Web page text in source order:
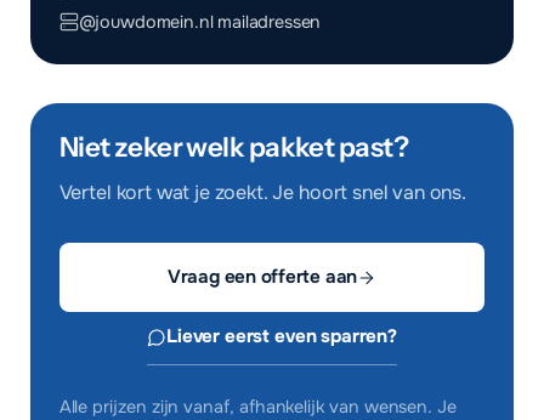
@jouwdomein.nl mailadressen
Niet zeker welk pakket past?
Vertel kort wat je zoekt. Je hoort snel van ons.
Vraag een offerte aan
Liever eerst even sparren?
Alle prijzen zijn vanaf, afhankelijk van wensen. Je